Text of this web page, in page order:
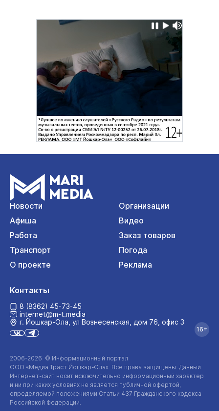
Новости
Организации
Афиша
Видео
Работа
Заказ товаров
Транспорт
Погода
О проекте
Реклама
2006-2026 © Информационный портал
ООО «Медиа Траст Йошкар-Ола». Все права защищены. Данный
Интернет-сайт носит исключительно информационный характер
и ни при каких условиях не является публичной офертой,
определяемой положениями Статьи 437 Гражданского кодекса
Российской Федерации.
Контакты
8 (8362) 45-73-45
internet@m-t.media
г. Йошкар‑Ола, ул Вознесенская, дом 76, офис 3
16+